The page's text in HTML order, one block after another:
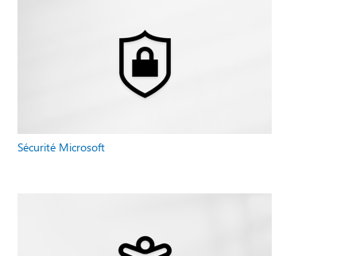
Sécurité Microsoft